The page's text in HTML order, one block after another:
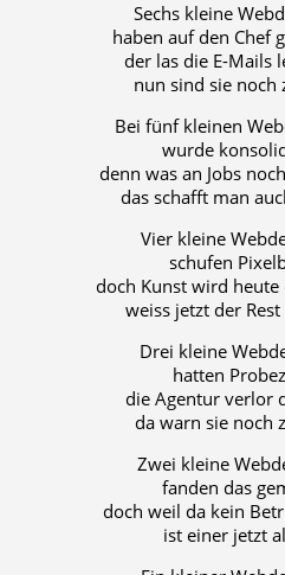
Sechs kleine
haben auf den Chef
der las die E-Mails
nun sind sie noch
Bei fünf kleinen
wurde
denn was an Jobs
das schafft man
Vier kleine
schufen
doch Kunst wird
weiss jetzt der
Drei kleine
hatten
die Agentur verlor
da warn sie noch
Zwei kleine
fanden das
doch weil da kein
ist einer jetzt